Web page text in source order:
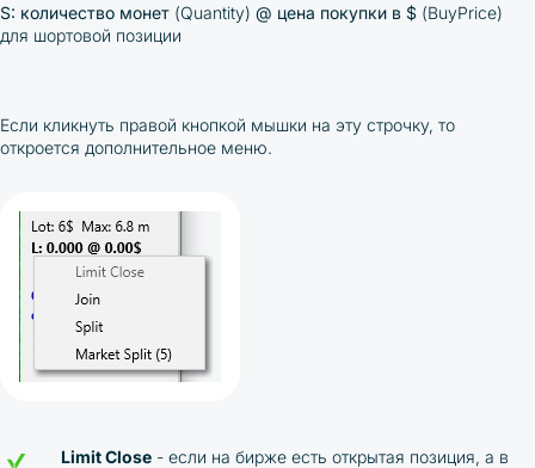
S: количество монет (Quantity) @ цена покупки в $ (BuyPrice)
для шортовой позиции
Если кликнуть правой кнопкой мышки на эту строчку, то
откроется дополнительное меню.
Limit Close - если на бирже есть открытая позиция, а в